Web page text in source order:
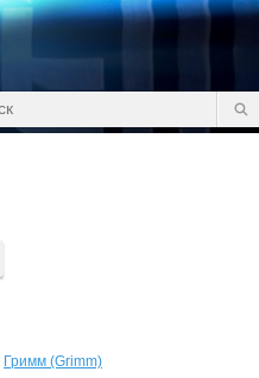
Гримм (Grimm)